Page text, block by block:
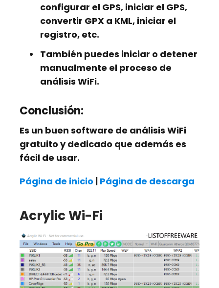
configurar el GPS, iniciar el GPS,
convertir GPX a KML, iniciar el
registro, etc.
También puedes iniciar o detener
manualmente el proceso de
análisis WiFi.
Conclusión:
Es un buen software de análisis WiFi
gratuito y dedicado que además es
fácil de usar.
Página de inicio | Página de descarga
Acrylic Wi-Fi